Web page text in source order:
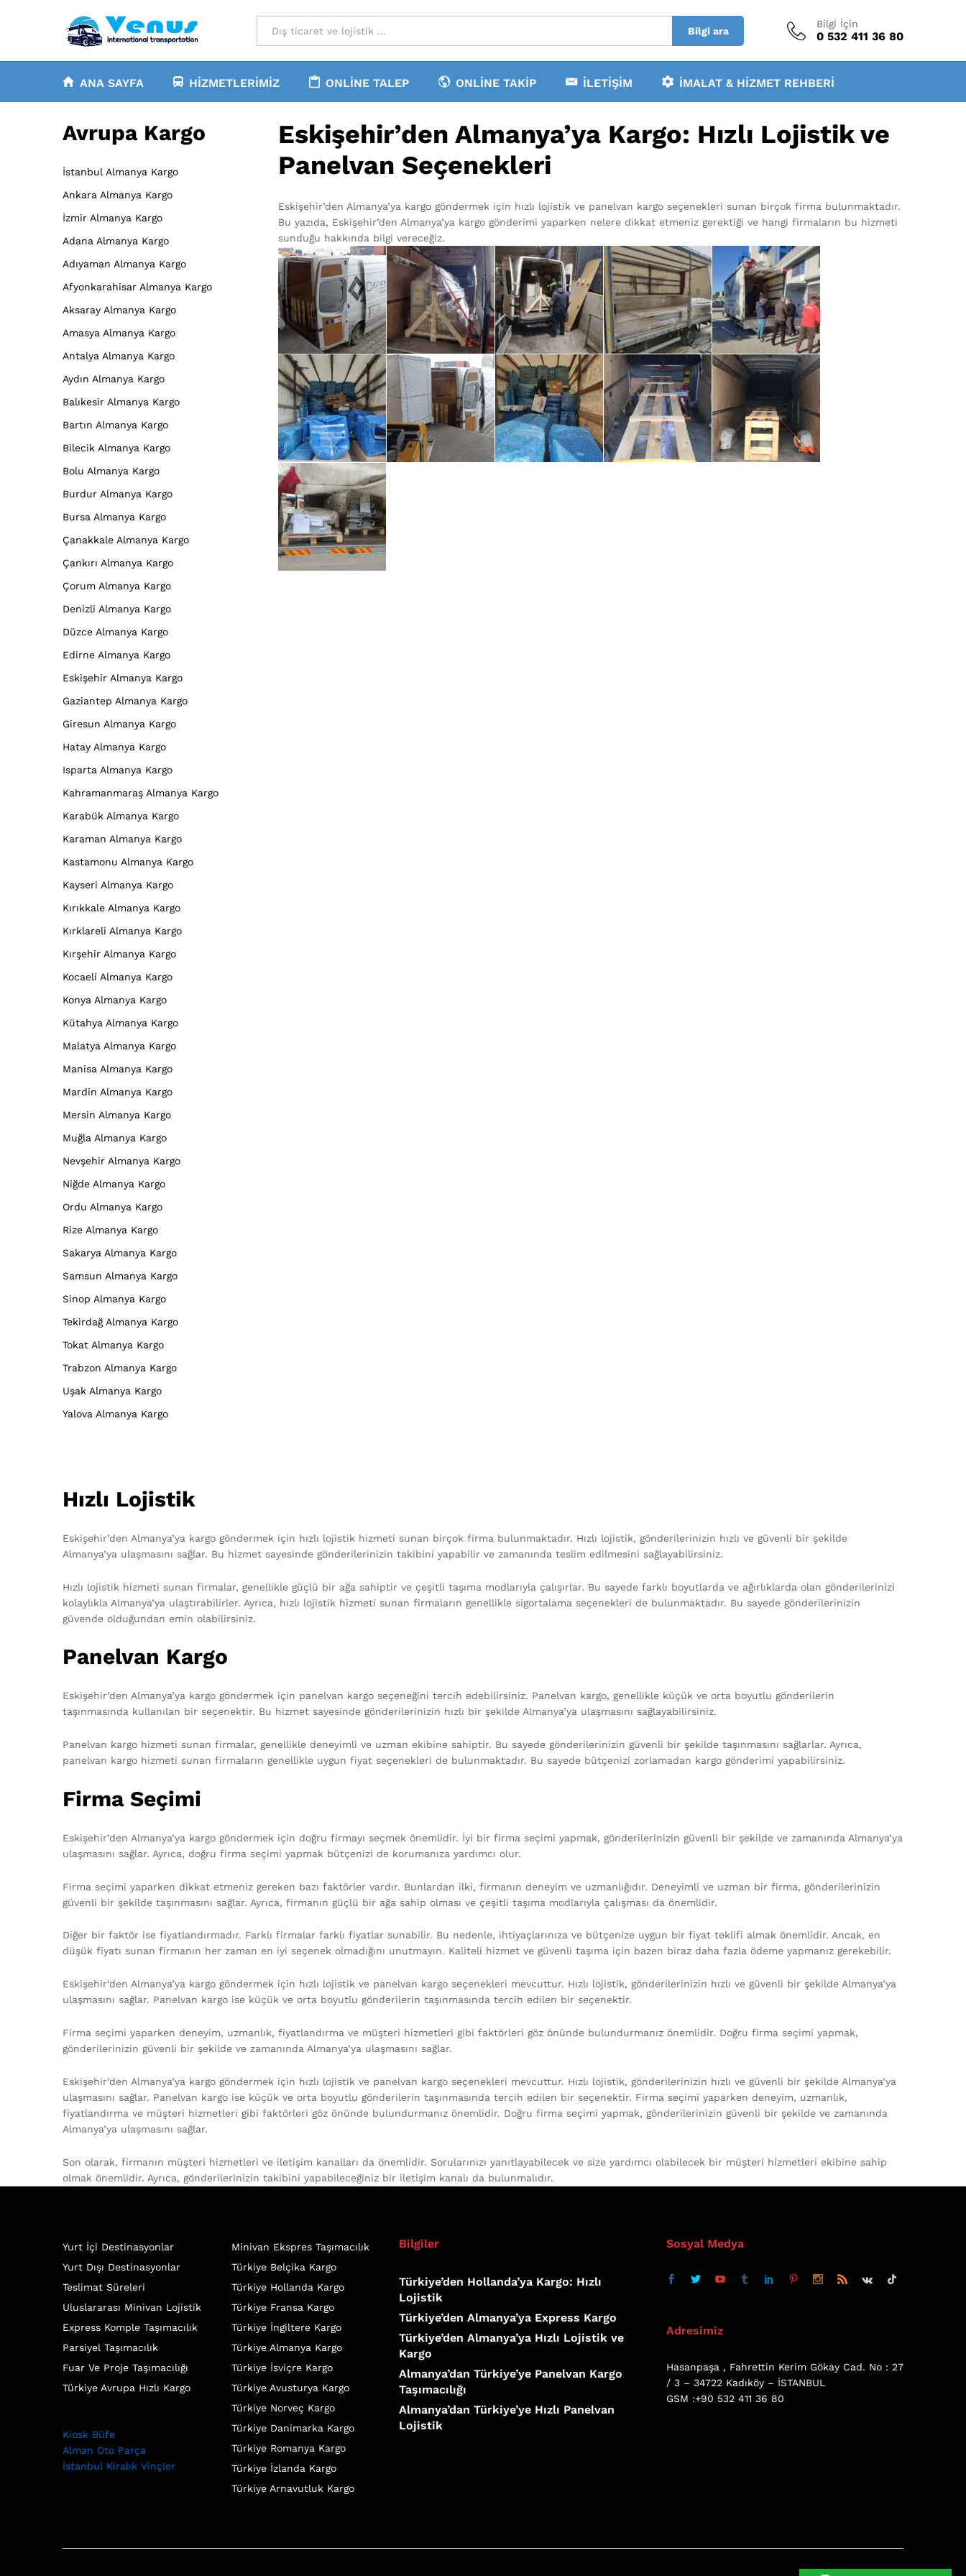
Bilgi ara
Bilgi İçin
0 532 411 36 80
ANA SAYFA HIZMETLERIMIZ ONLINE TALEP ONLINE TAKIP İLETIŞIM İMALAT & HIZMET REHBERI
Avrupa Kargo
İstanbul Almanya Kargo
Ankara Almanya Kargo
İzmir Almanya Kargo
Adana Almanya Kargo
Adıyaman Almanya Kargo
Afyonkarahisar Almanya Kargo
Aksaray Almanya Kargo
Amasya Almanya Kargo
Antalya Almanya Kargo
Aydın Almanya Kargo
Balıkesir Almanya Kargo
Bartın Almanya Kargo
Bilecik Almanya Kargo
Bolu Almanya Kargo
Burdur Almanya Kargo
Bursa Almanya Kargo
Çanakkale Almanya Kargo
Çankırı Almanya Kargo
Çorum Almanya Kargo
Denizli Almanya Kargo
Düzce Almanya Kargo
Edirne Almanya Kargo
Eskişehir Almanya Kargo
Gaziantep Almanya Kargo
Giresun Almanya Kargo
Hatay Almanya Kargo
Isparta Almanya Kargo
Kahramanmaraş Almanya Kargo
Karabük Almanya Kargo
Karaman Almanya Kargo
Kastamonu Almanya Kargo
Kayseri Almanya Kargo
Kırıkkale Almanya Kargo
Kırklareli Almanya Kargo
Kırşehir Almanya Kargo
Kocaeli Almanya Kargo
Konya Almanya Kargo
Kütahya Almanya Kargo
Malatya Almanya Kargo
Manisa Almanya Kargo
Mardin Almanya Kargo
Mersin Almanya Kargo
Muğla Almanya Kargo
Nevşehir Almanya Kargo
Niğde Almanya Kargo
Ordu Almanya Kargo
Rize Almanya Kargo
Sakarya Almanya Kargo
Samsun Almanya Kargo
Sinop Almanya Kargo
Tekirdağ Almanya Kargo
Tokat Almanya Kargo
Trabzon Almanya Kargo
Uşak Almanya Kargo
Yalova Almanya Kargo
Eskişehir’den Almanya’ya Kargo: Hızlı Lojistik ve
Panelvan Seçenekleri
Eskişehir’den Almanya’ya kargo göndermek için hızlı lojistik ve panelvan kargo seçenekleri sunan birçok firma bulunmaktadır.
Bu yazıda, Eskişehir’den Almanya’ya kargo gönderimi yaparken nelere dikkat etmeniz gerektiği ve hangi firmaların bu hizmeti
sunduğu hakkında bilgi vereceğiz.
Hızlı Lojistik
Eskişehir’den Almanya’ya kargo göndermek için hızlı lojistik hizmeti sunan birçok firma bulunmaktadır. Hızlı lojistik, gönderilerinizin hızlı ve güvenli bir şekilde
Almanya’ya ulaşmasını sağlar. Bu hizmet sayesinde gönderilerinizin takibini yapabilir ve zamanında teslim edilmesini sağlayabilirsiniz.
Hızlı lojistik hizmeti sunan firmalar, genellikle güçlü bir ağa sahiptir ve çeşitli taşıma modlarıyla çalışırlar. Bu sayede farklı boyutlarda ve ağırlıklarda olan gönderilerinizi
kolaylıkla Almanya’ya ulaştırabilirler. Ayrıca, hızlı lojistik hizmeti sunan firmaların genellikle sigortalama seçenekleri de bulunmaktadır. Bu sayede gönderilerinizin
güvende olduğundan emin olabilirsiniz.
Panelvan Kargo
Eskişehir’den Almanya’ya kargo göndermek için panelvan kargo seçeneğini tercih edebilirsiniz. Panelvan kargo, genellikle küçük ve orta boyutlu gönderilerin
taşınmasında kullanılan bir seçenektir. Bu hizmet sayesinde gönderilerinizin hızlı bir şekilde Almanya’ya ulaşmasını sağlayabilirsiniz.
Panelvan kargo hizmeti sunan firmalar, genellikle deneyimli ve uzman ekibine sahiptir. Bu sayede gönderilerinizin güvenli bir şekilde taşınmasını sağlarlar. Ayrıca,
panelvan kargo hizmeti sunan firmaların genellikle uygun fiyat seçenekleri de bulunmaktadır. Bu sayede bütçenizi zorlamadan kargo gönderimi yapabilirsiniz.
Firma Seçimi
Eskişehir’den Almanya’ya kargo göndermek için doğru firmayı seçmek önemlidir. İyi bir firma seçimi yapmak, gönderilerinizin güvenli bir şekilde ve zamanında Almanya’ya
ulaşmasını sağlar. Ayrıca, doğru firma seçimi yapmak bütçenizi de korumanıza yardımcı olur.
Firma seçimi yaparken dikkat etmeniz gereken bazı faktörler vardır. Bunlardan ilki, firmanın deneyim ve uzmanlığıdır. Deneyimli ve uzman bir firma, gönderilerinizin
güvenli bir şekilde taşınmasını sağlar. Ayrıca, firmanın güçlü bir ağa sahip olması ve çeşitli taşıma modlarıyla çalışması da önemlidir.
Diğer bir faktör ise fiyatlandırmadır. Farklı firmalar farklı fiyatlar sunabilir. Bu nedenle, ihtiyaçlarınıza ve bütçenize uygun bir fiyat teklifi almak önemlidir. Ancak, en
düşük fiyatı sunan firmanın her zaman en iyi seçenek olmadığını unutmayın. Kaliteli hizmet ve güvenli taşıma için bazen biraz daha fazla ödeme yapmanız gerekebilir.
Eskişehir’den Almanya’ya kargo göndermek için hızlı lojistik ve panelvan kargo seçenekleri mevcuttur. Hızlı lojistik, gönderilerinizin hızlı ve güvenli bir şekilde Almanya’ya
ulaşmasını sağlar. Panelvan kargo ise küçük ve orta boyutlu gönderilerin taşınmasında tercih edilen bir seçenektir.
Firma seçimi yaparken deneyim, uzmanlık, fiyatlandırma ve müşteri hizmetleri gibi faktörleri göz önünde bulundurmanız önemlidir. Doğru firma seçimi yapmak,
gönderilerinizin güvenli bir şekilde ve zamanında Almanya’ya ulaşmasını sağlar.
Eskişehir’den Almanya’ya kargo göndermek için hızlı lojistik ve panelvan kargo seçenekleri mevcuttur. Hızlı lojistik, gönderilerinizin hızlı ve güvenli bir şekilde Almanya’ya
ulaşmasını sağlar. Panelvan kargo ise küçük ve orta boyutlu gönderilerin taşınmasında tercih edilen bir seçenektir. Firma seçimi yaparken deneyim, uzmanlık,
fiyatlandırma ve müşteri hizmetleri gibi faktörleri göz önünde bulundurmanız önemlidir. Doğru firma seçimi yapmak, gönderilerinizin güvenli bir şekilde ve zamanında
Almanya’ya ulaşmasını sağlar.
Son olarak, firmanın müşteri hizmetleri ve iletişim kanalları da önemlidir. Sorularınızı yanıtlayabilecek ve size yardımcı olabilecek bir müşteri hizmetleri ekibine sahip
olmak önemlidir. Ayrıca, gönderilerinizin takibini yapabileceğiniz bir iletişim kanalı da bulunmalıdır.
Yurt İçi Destinasyonlar
Yurt Dışı Destinasyonlar
Teslimat Süreleri
Uluslararası Minivan Lojistik
Express Komple Taşımacılık
Parsiyel Taşımacılık
Fuar Ve Proje Taşımacılığı
Türkiye Avrupa Hızlı Kargo
Kiosk Büfe
Alman Oto Parça
İstanbul Kiralık Vinçler
Minivan Ekspres Taşımacılık
Türkiye Belçika Kargo
Türkiye Hollanda Kargo
Türkiye Fransa Kargo
Türkiye İngiltere Kargo
Türkiye Almanya Kargo
Türkiye İsviçre Kargo
Türkiye Avusturya Kargo
Türkiye Norveç Kargo
Türkiye Danimarka Kargo
Türkiye Romanya Kargo
Türkiye İzlanda Kargo
Türkiye Arnavutluk Kargo
Bilgiler
Türkiye’den Hollanda’ya Kargo: Hızlı
Lojistik
Türkiye’den Almanya’ya Express Kargo
Türkiye’den Almanya’ya Hızlı Lojistik ve
Kargo
Almanya’dan Türkiye’ye Panelvan Kargo
Taşımacılığı
Almanya’dan Türkiye’ye Hızlı Panelvan
Lojistik
Sosyal Medya
Adresimiz
Hasanpaşa , Fahrettin Kerim Gökay Cad. No : 27
/ 3 – 34722 Kadıköy – İSTANBUL
GSM :+90 532 411 36 80